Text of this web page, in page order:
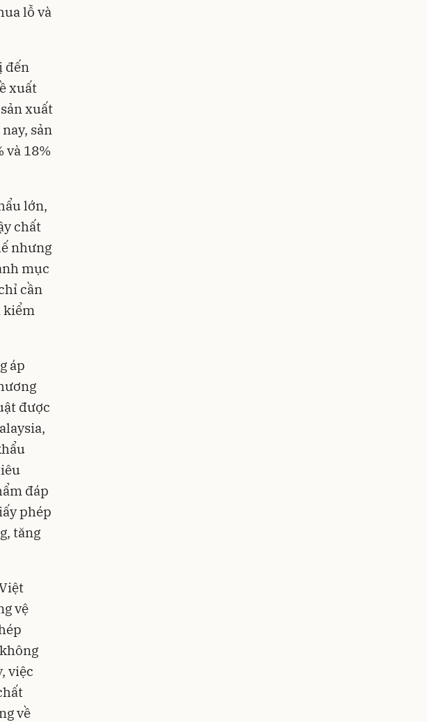
lỗ và
đến
xuất
xuất
sản
và 18%
lớn,
chất
nhưng
mục
cần
kiểm
áp
được
đáp
phép
tăng
vệ
việc
về